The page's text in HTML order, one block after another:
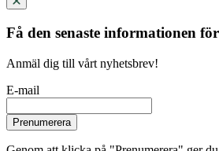
Få den senaste informationen
Anmäl dig till vårt nyhetsbrev!
E-mail
Prenumerera